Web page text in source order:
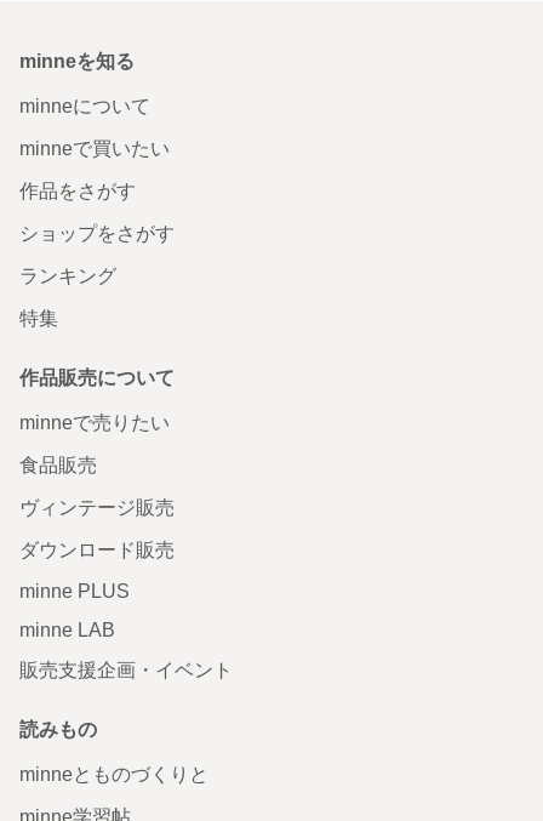
minneを知る
minneについて
minneで買いたい
作品をさがす
ショップをさがす
ランキング
特集
作品販売について
minneで売りたい
食品販売
ヴィンテージ販売
ダウンロード販売
minne PLUS
minne LAB
販売支援企画・イベント
読みもの
minneとものづくりと
minne学習帖